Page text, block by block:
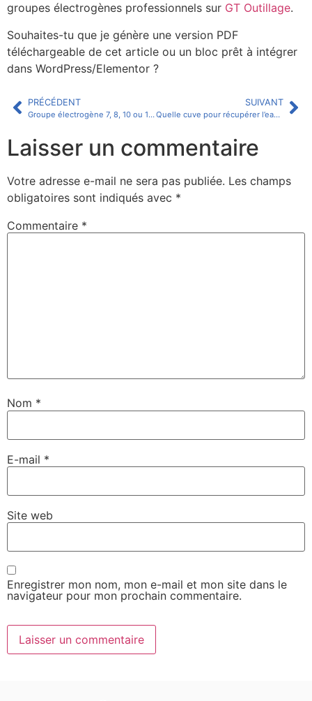
groupes électrogènes professionnels sur GT Outillage.
Souhaites-tu que je génère une version PDF
téléchargeable de cet article ou un bloc prêt à intégrer
dans WordPress/Elementor ?
PRÉCÉDENT
Groupe électrogène 7, 8, 10 ou 15 kVA : lequel choisir selon vos besoins ?
SUIVANT
Quelle cuve pour récupérer l’eau de pluie ? Choisir le bon volume selon vos besoins
Laisser un commentaire
Votre adresse e-mail ne sera pas publiée. Les champs
obligatoires sont indiqués avec *
Commentaire *
Nom *
E-mail *
Site web
Enregistrer mon nom, mon e-mail et mon site dans le
navigateur pour mon prochain commentaire.